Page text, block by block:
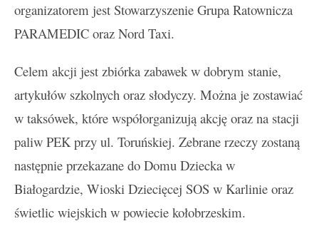
organizatorem jest Stowarzyszenie Grupa Ratownicza
PARAMEDIC oraz Nord Taxi.
Celem akcji jest zbiórka zabawek w dobrym stanie,
artykułów szkolnych oraz słodyczy. Można je zostawiać
w taksówek, które współorganizują akcję oraz na stacji
paliw PEK przy ul. Toruńskiej. Zebrane rzeczy zostaną
następnie przekazane do Domu Dziecka w
Białogardzie, Wioski Dziecięcej SOS w Karlinie oraz
świetlic wiejskich w powiecie kołobrzeskim.